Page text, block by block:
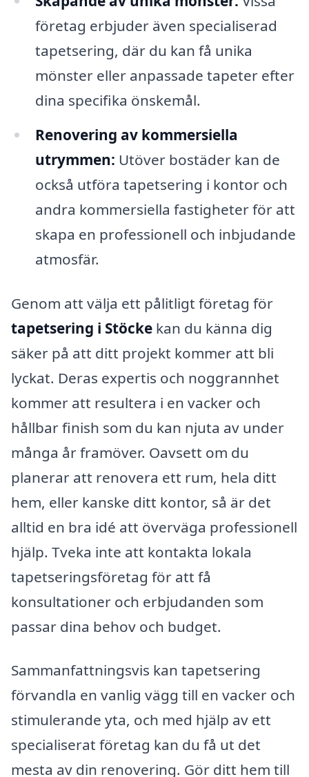
företag erbjuder även specialiserad
tapetsering, där du kan få unika
mönster eller anpassade tapeter efter
dina specifika önskemål.
Renovering av kommersiella
utrymmen: Utöver bostäder kan de
också utföra tapetsering i kontor och
andra kommersiella fastigheter för att
skapa en professionell och inbjudande
atmosfär.
Genom att välja ett pålitligt företag för
tapetsering i Stöcke kan du känna dig
säker på att ditt projekt kommer att bli
lyckat. Deras expertis och noggrannhet
kommer att resultera i en vacker och
hållbar finish som du kan njuta av under
många år framöver. Oavsett om du
planerar att renovera ett rum, hela ditt
hem, eller kanske ditt kontor, så är det
alltid en bra idé att överväga professionell
hjälp. Tveka inte att kontakta lokala
tapetseringsföretag för att få
konsultationer och erbjudanden som
passar dina behov och budget.
Sammanfattningsvis kan tapetsering
förvandla en vanlig vägg till en vacker och
stimulerande yta, och med hjälp av ett
specialiserat företag kan du få ut det
mesta av din renovering. Gör ditt hem till